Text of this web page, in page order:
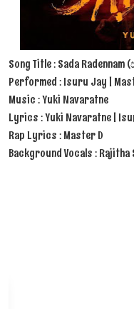
- අවංකෙන් ගීතයේ පද පෙළ
- පෑ සිනා ගීතයේ පද පෙළ
Lyrics - පෙම්වන්තියේ ගීතයේ පද
Lyrics - මනෝභව ගීතයේ පද පෙළ
Lyrics - ආකාහේ ඉඳලා ගීතයේ පද
- රාවය ගීතයේ පද පෙළ
Lyrics - සද්දෙට දෙන්න ගීතයේ
- අරමුණ ගීතයේ පද පෙළ
Song Lyrics - සඳට දුක හිතිලා
Song Title : Sada
Performed : Isuru Jay |
Music : Yuki Navaratne
Lyrics : Yuki Navaratne |
Rap Lyrics : Master D
Background Vocals :